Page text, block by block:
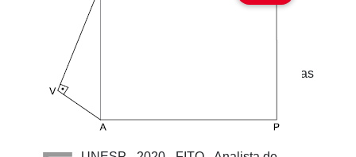
Pinturas
AUwe